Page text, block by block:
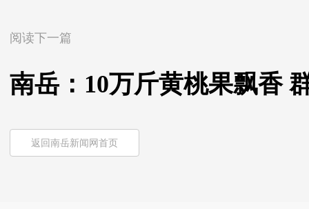
阅读下一篇
南岳：10万斤黄桃果飘香
返回南岳新闻网首页